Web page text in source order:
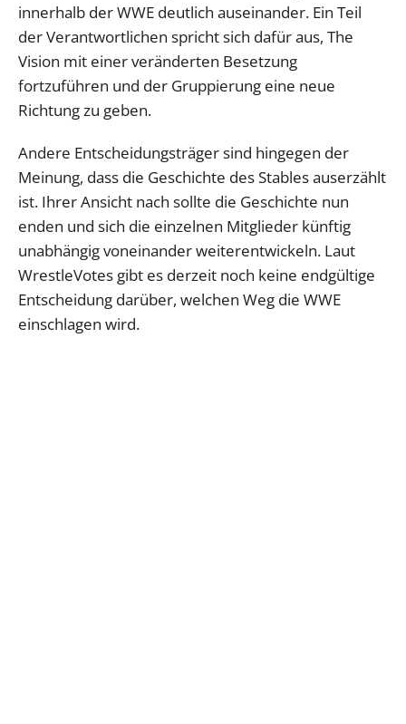
innerhalb der WWE deutlich auseinander. Ein Teil
der Verantwortlichen spricht sich dafür aus, The
Vision mit einer veränderten Besetzung
fortzuführen und der Gruppierung eine neue
Richtung zu geben.
Andere Entscheidungsträger sind hingegen der
Meinung, dass die Geschichte des Stables auserzählt
ist. Ihrer Ansicht nach sollte die Geschichte nun
enden und sich die einzelnen Mitglieder künftig
unabhängig voneinander weiterentwickeln. Laut
WrestleVotes gibt es derzeit noch keine endgültige
Entscheidung darüber, welchen Weg die WWE
einschlagen wird.